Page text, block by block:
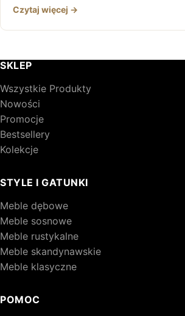
Czytaj więcej →
SKLEP
Wszystkie Produkty
Nowości
Promocje
Bestsellery
Kolekcje
STYLE I GATUNKI
Meble dębowe
Meble sosnowe
Meble rustykalne
Meble skandynawskie
Meble klasyczne
POMOC